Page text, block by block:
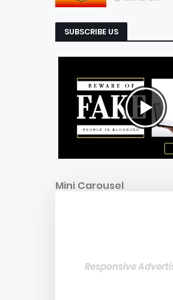
SUBSCRIBE US
Mini Carousel
Responsive